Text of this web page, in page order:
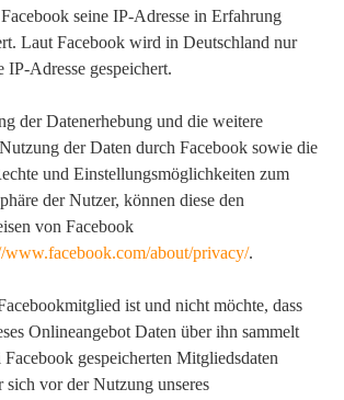
seine IP-Adresse in Erfahrung
Laut Facebook wird in Deutschland nur
IP-Adresse gespeichert.
der Datenerhebung und die weitere
der Daten durch Facebook sowie die
und Einstellungsmöglichkeiten zum
der Nutzer, können diese den
von Facebook
www.facebook.com/about/privacy/.
ist und nicht möchte, dass
Onlineangebot Daten über ihn sammelt
gespeicherten Mitgliedsdaten
sich vor der Nutzung unseres